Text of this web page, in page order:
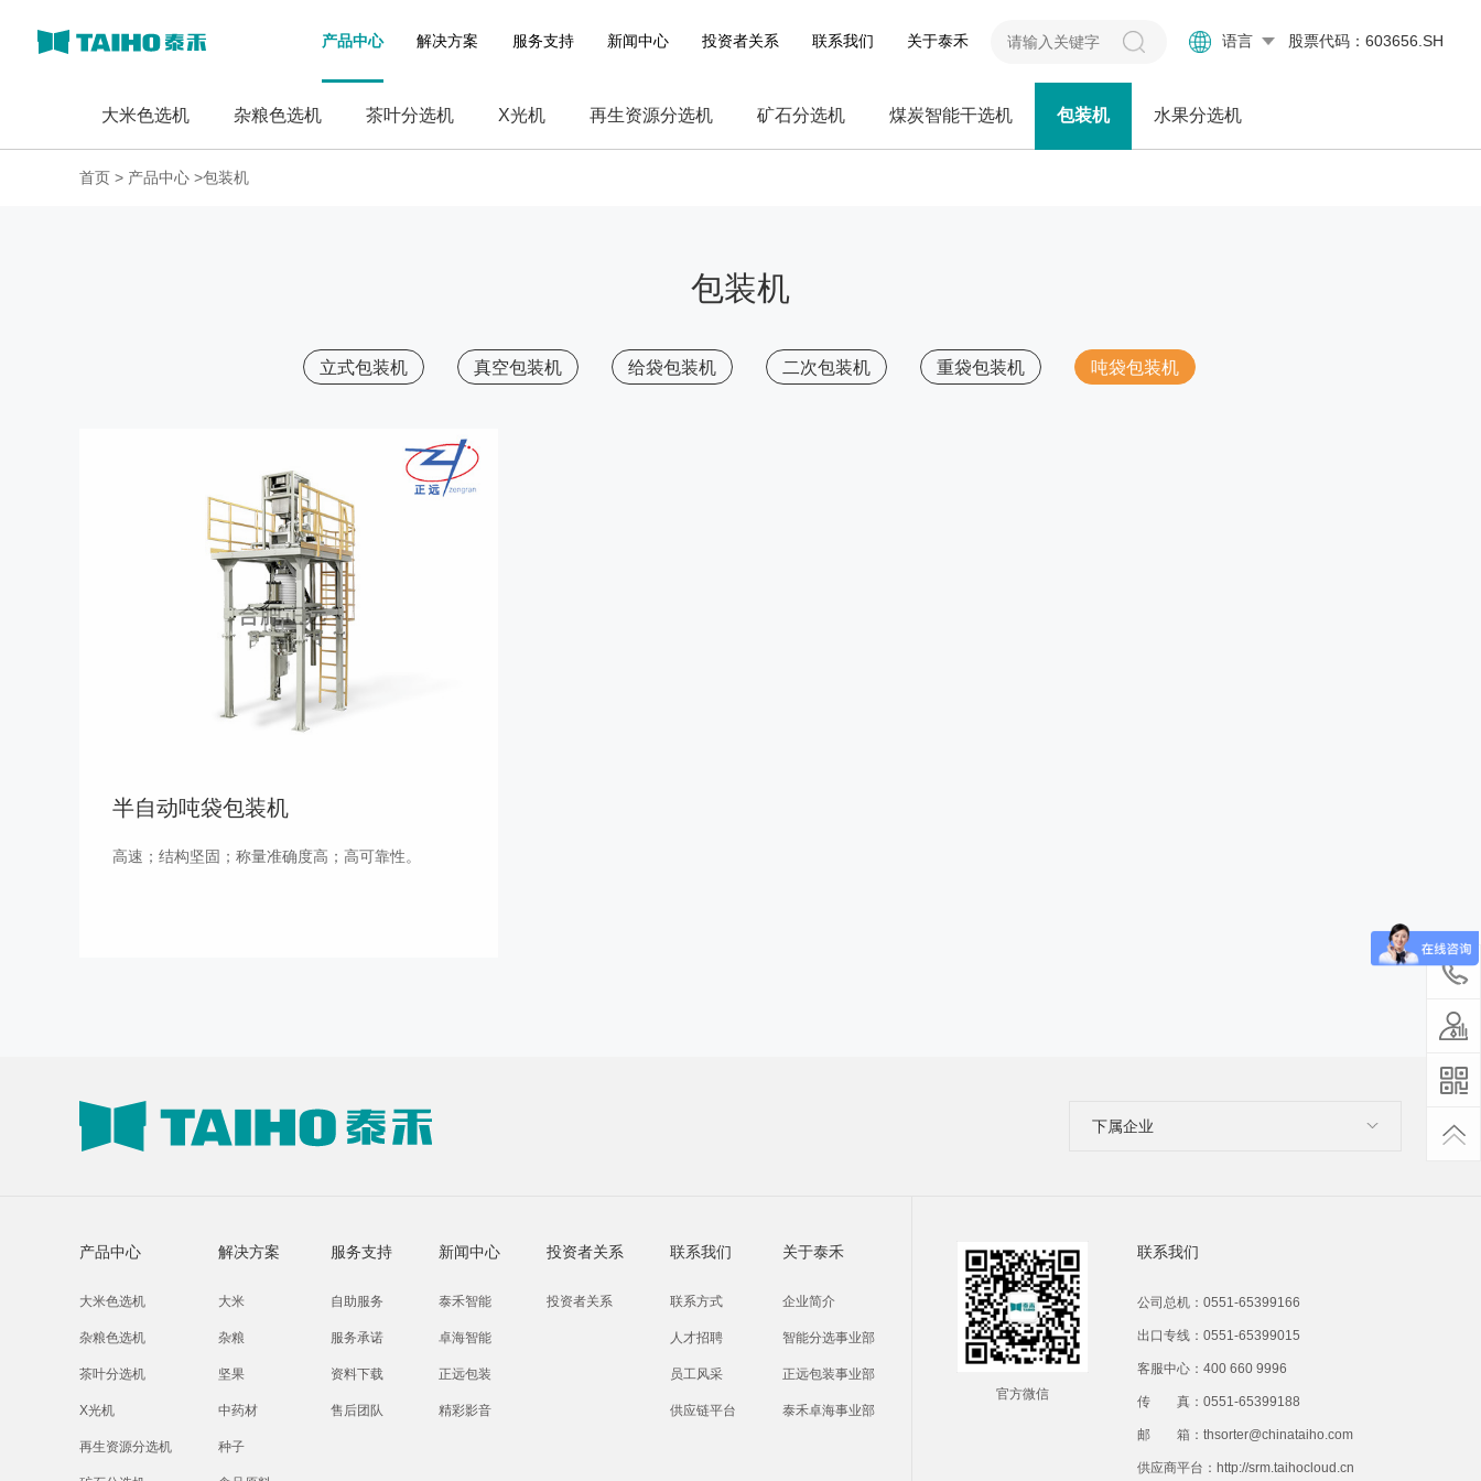
股票代码：603656.SH
语言
产品中心 解决方案 服务支持 新闻中心 投资者关系 联系我们 关于泰禾
大米色选机 杂粮色选机 茶叶分选机 X光机 再生资源分选机 矿石分选机 煤炭智能干选机 包装机 水果分选机
首页 > 产品中心 >包装机
包装机
立式包装机 真空包装机 给袋包装机 二次包装机 重袋包装机 吨袋包装机
半自动吨袋包装机
高速；结构坚固；称量准确度高；高可靠性。
下属企业
产品中心
大米色选机
杂粮色选机
茶叶分选机
X光机
再生资源分选机
解决方案
大米
杂粮
坚果
中药材
种子
服务支持
自助服务
服务承诺
资料下载
售后团队
新闻中心
泰禾智能
卓海智能
正远包装
精彩影音
投资者关系
投资者关系
联系我们
联系方式
人才招聘
员工风采
供应链平台
关于泰禾
企业简介
智能分选事业部
正远包装事业部
泰禾卓海事业部
官方微信
联系我们
公司总机：0551-65399166
出口专线：0551-65399015
客服中心：400 660 9996
传 真：0551-65399188
邮 箱：thsorter@chinataiho.com
供应商平台：http://srm.taihocloud.cn